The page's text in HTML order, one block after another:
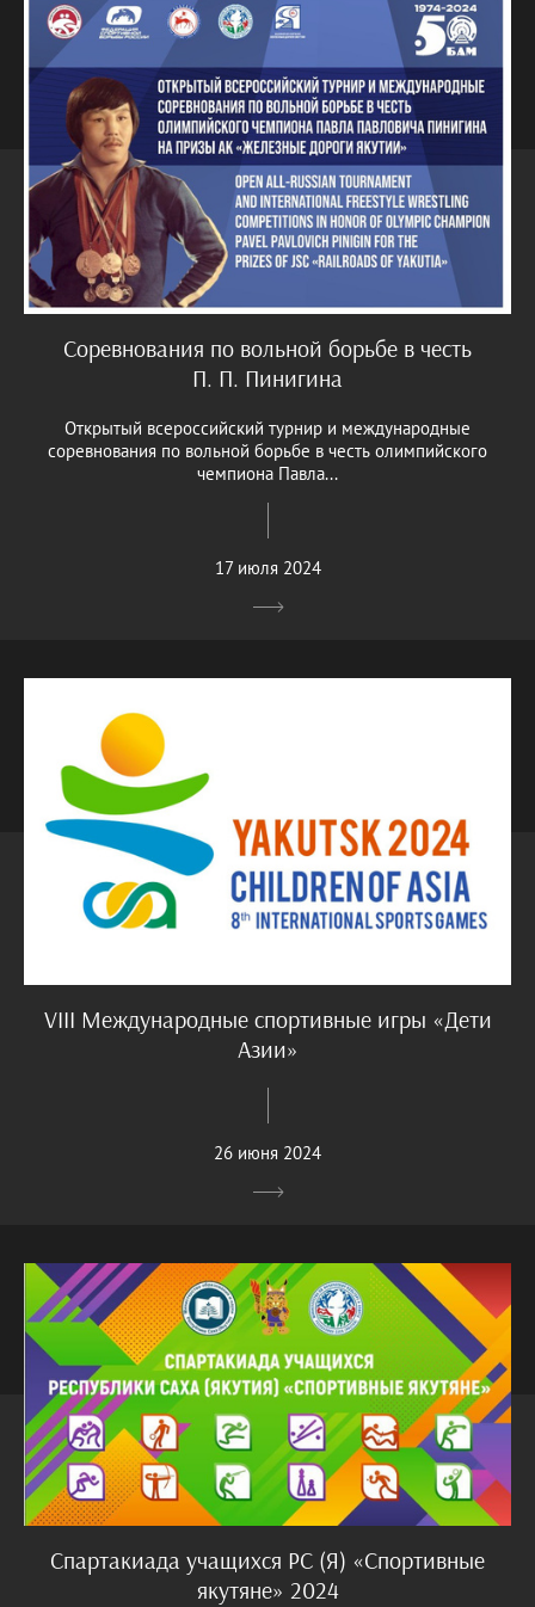
Соревнования по вольной борьбе в честь
П. П. Пинигина
Открытый всероссийский турнир и международные
соревнования по вольной борьбе в честь олимпийского
чемпиона Павла...
17 июля 2024
VIII Международные спортивные игры «Дети
Азии»
26 июня 2024
Спартакиада учащихся РС (Я) «Спортивные
якутяне» 2024